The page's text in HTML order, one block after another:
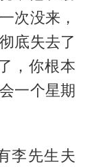
次没来，
底失去了
，你根本
一个星期
李先生夫